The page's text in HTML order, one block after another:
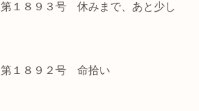
第１８９３号 休みまで、あと少し
第１８９２号 命拾い